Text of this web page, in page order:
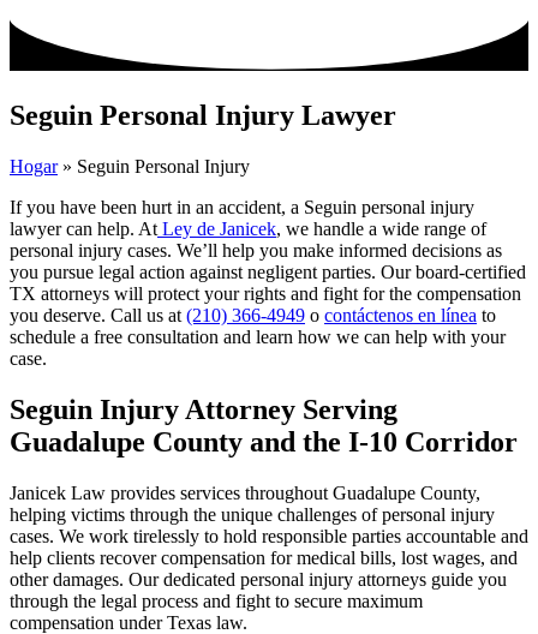
Seguin Personal Injury Lawyer
Hogar» Seguin Personal Injury
If you have been hurt in an accident, a Seguin personal injury
lawyer can help. At Ley de Janicek, we handle a wide range of
personal injury cases. We’ll help you make informed decisions as
you pursue legal action against negligent parties. Our board-certified
TX attorneys will protect your rights and fight for the compensation
you deserve. Call us at (210) 366-4949 o contáctenos en línea to
schedule a free consultation and learn how we can help with your
case.
Seguin Injury Attorney Serving
Guadalupe County and the I-10 Corridor
Janicek Law provides services throughout Guadalupe County,
helping victims through the unique challenges of personal injury
cases. We work tirelessly to hold responsible parties accountable and
help clients recover compensation for medical bills, lost wages, and
other damages. Our dedicated personal injury attorneys guide you
through the legal process and fight to secure maximum
compensation under Texas law.